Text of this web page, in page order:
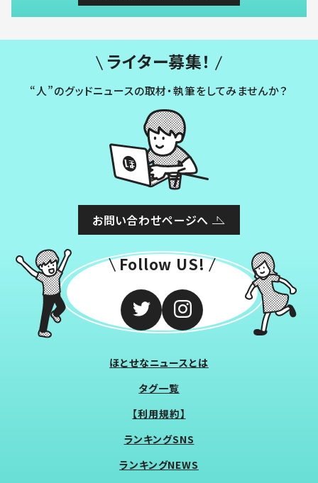
ライター募集！
“人”のグッドニュースの取材・執筆をしてみませんか？
お問い合わせページへ
Follow US!
ほとせなニュースとは
タグ一覧
【利用規約】
ランキングSNS
ランキングNEWS